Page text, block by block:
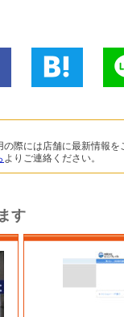
際には店舗に最新情報を
よりご連絡ください。
す